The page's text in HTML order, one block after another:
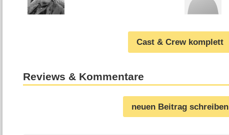
Cast & Crew komplett
Reviews & Kommentare
neuen Beitrag schreiben